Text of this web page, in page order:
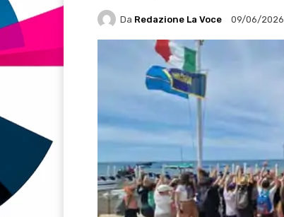
Da Redazione La Voce 09/06/2026